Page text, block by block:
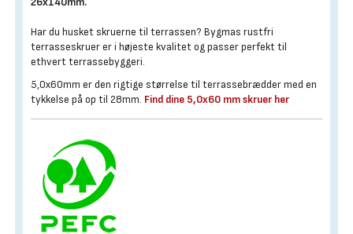
Har du husket skruerne til terrassen? Bygmas rustfri
terrasseskruer er i højeste kvalitet og passer perfekt til
ethvert terrassebyggeri.
5,0x60mm er den rigtige størrelse til terrassebrædder med en
tykkelse på op til 28mm. Find dine 5,0x60 mm skruer her